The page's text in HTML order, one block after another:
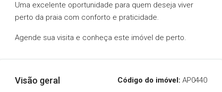
Uma excelente oportunidade para quem deseja viver
perto da praia com conforto e praticidade.
Agende sua visita e conheça este imóvel de perto.
Visão geral Código do imóvel: AP0440